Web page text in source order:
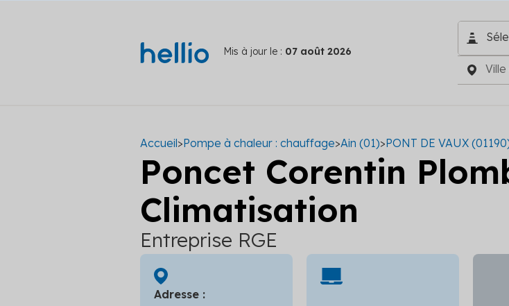
Mis à jour le : 07 août 2026
Accueil>Pompe à chaleur : chauffage>Ain (01)>PONT DE VAUX
Poncet Corentin
Climatisation
Entreprise RGE
Adresse :